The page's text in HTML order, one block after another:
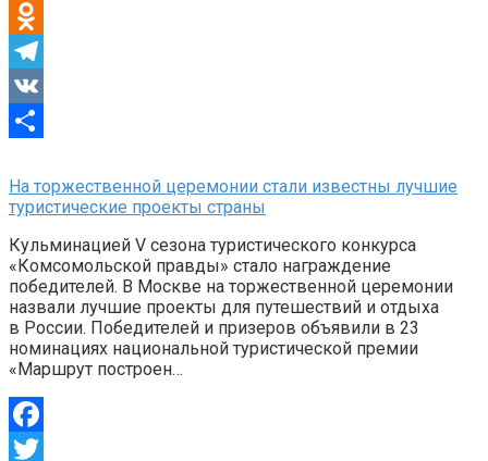
Mail.Ru
Odnoklassniki
Telegram
VK
На торжественной церемонии стали известны лучшие
туристические проекты страны
Кульминацией V сезона туристического конкурса
«Комсомольской правды» стало награждение
победителей. В Москве на торжественной церемонии
назвали лучшие проекты для путешествий и отдыха
в России. Победителей и призеров объявили в 23
номинациях национальной туристической премии
«Маршрут построен…
Facebook